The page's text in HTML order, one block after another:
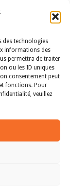
des technologies
informations des
permettra de traiter
ou les ID uniques
consentement peut
fonctions. Pour
veuillez
doctorant
rattaché